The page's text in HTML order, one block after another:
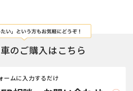
のご購入はこちら
ームに入力するだけ